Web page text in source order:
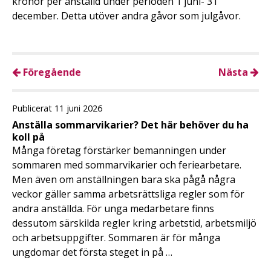
december. Detta utöver andra gåvor som julgåvor.
Föregående Nästa
Publicerat 11 juni 2026
Anställa sommarvikarier? Det här behöver du ha
koll på
Många företag förstärker bemanningen under
sommaren med sommarvikarier och feriearbetare.
Men även om anställningen bara ska pågå några
veckor gäller samma arbetsrättsliga regler som för
andra anställda. För unga medarbetare finns
dessutom särskilda regler kring arbetstid, arbetsmiljö
och arbetsuppgifter. Sommaren är för många
ungdomar det första steget in på …